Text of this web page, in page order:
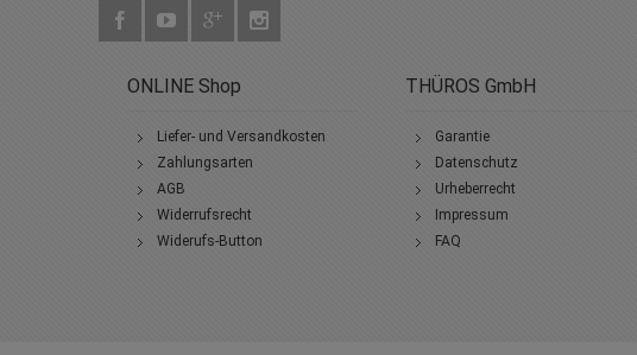
ONLINE Shop
Liefer- und Versandkosten
Zahlungsarten
AGB
Widerrufsrecht
Widerufs-Button
THÜROS GmbH
Garantie
Datenschutz
Urheberrecht
Impressum
FAQ